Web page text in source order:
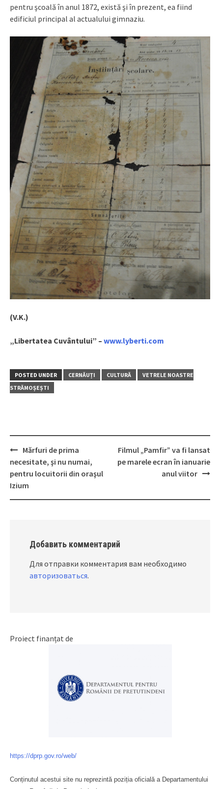
pentru şcoală în anul 1872, există şi în prezent, ea fiind
edificiul principal al actualului gimnaziu.
(V.K.)
„Libertatea Cuvântului” – www.lyberti.com
POSTED UNDER CERNĂUȚI CULTURĂ
VETRELE NOASTRE
STRĂMOȘEȘTI
Post
navigation
Mărfuri de prima
necesitate, şi nu numai,
pentru locuitorii din oraşul
Izium
Filmul „Pamfir” va fi lansat
pe marele ecran în ianuarie
anul viitor
Добавить комментарий
Для отправки комментария вам необходимо
авторизоваться.
Proiect finanțat de
https://dprp.gov.ro/web/
Conținutul acestui site nu reprezintă poziția oficială a Departamentului